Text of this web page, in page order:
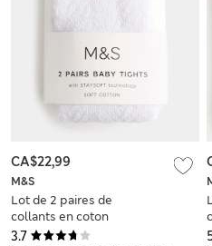
3.7
M&S
Lot de 2 paires de
collants en coton
pèlerine côtelé
CA$22,99